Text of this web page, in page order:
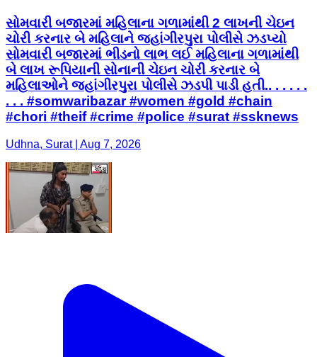
સોમવારી બજારમાં મહિલાના ગળામાંથી 2 લાખની ચેઇન
ચોરી કરનાર બે મહિલાને જહાંગીરપુરા પોલીસે ઝડપ્યો
સોમવારી બજારમાં ભીડનો લાભ લઈ મહિલાના ગળામાંથી
બે લાખ રૂપિયાની સોનાની ચેઇન ચોરી કરનાર બે
મહિલાઓને જહાંગીરપુરા પોલીસે ઝડપી પાડી હતી.. . . . . .
. . . #somwaribazar #women #gold #chain
#chori #theif #crime #police #surat #ssknews
Udhna, Surat | Aug 7, 2026